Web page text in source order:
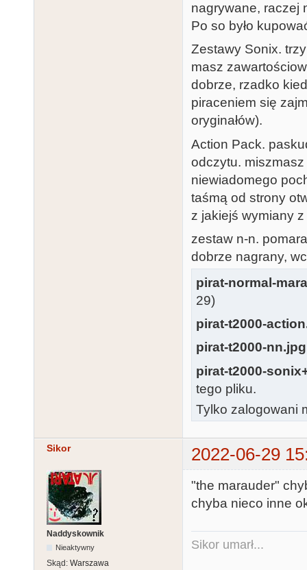
nagrywane, raczej
Po so było
Zestawy Sonix.
masz
dobrze, rzadko
piraceniem się
oryginałów).
Action Pack.
odczytu.
niewiadomego
taśmą od strony
z jakiejś wymiany
zestaw n-n.
dobrze nagrany,
pirat-normal-
29)
pirat-t2000-
pirat-t2000-nn.jpg
pirat-t2000-
tego pliku.
Tylko zalogowani
Sikor 2022-06-29
Naddyskownik
Nieaktywny
Skąd: Warszawa
"the marauder"
chyba nieco inne
Sikor umarł...